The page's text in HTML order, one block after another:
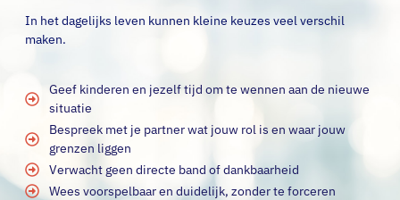
In het dagelijks leven kunnen kleine keuzes veel verschil
maken.
Geef kinderen en jezelf tijd om te wennen aan de nieuwe
situatie
Bespreek met je partner wat jouw rol is en waar jouw
grenzen liggen
Verwacht geen directe band of dankbaarheid
Wees voorspelbaar en duidelijk, zonder te forceren